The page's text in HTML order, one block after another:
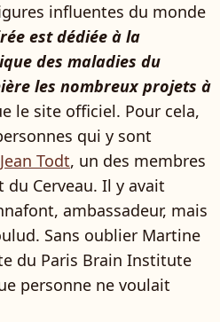
influentes du monde
est dédiée à la
des maladies du
les nombreux projets à
le site officiel. Pour cela,
qui y sont
Todt, un des membres
Cerveau. Il y avait
ambassadeur, mais
Sans oublier Martine
du Paris Brain Institute
personne ne voulait